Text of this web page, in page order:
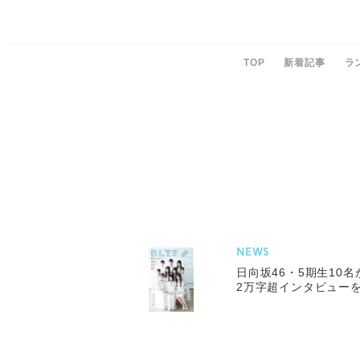
TOP 新着記事 ラ
NEWS
日向坂46・5期生10名
2万字超インタビュー